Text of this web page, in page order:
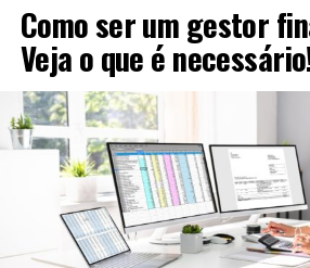
Como ser um gestor
Veja o que é